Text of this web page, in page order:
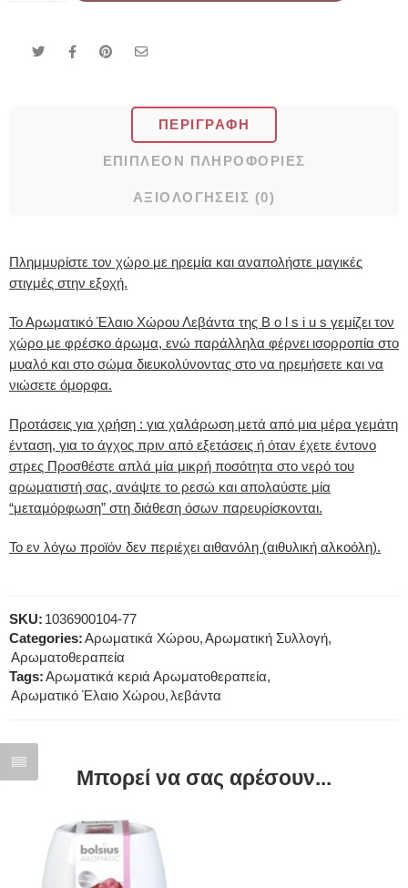
ΠΕΡΙΓΡΑΦΉ
ΕΠΙΠΛΈΟΝ ΠΛΗΡΟΦΟΡΊΕΣ
ΑΞΙΟΛΟΓΉΣΕΙΣ (0)
Πλημμυρίστε τον χώρο με ηρεμία και αναπολήστε μαγικές
στιγμές στην εξοχή.
Το Αρωματικό Έλαιο Χώρου Λεβάντα της B o l s i u s γεμίζει τον
χώρο με φρέσκο άρωμα, ενώ παράλληλα φέρνει ισορροπία στο
μυαλό και στο σώμα διευκολύνοντας στο να ηρεμήσετε και να
νιώσετε όμορφα.
Προτάσεις για χρήση : για χαλάρωση μετά από μια μέρα γεμάτη
ένταση, για το άγχος πριν από εξετάσεις ή όταν έχετε έντονο
στρες Προσθέστε απλά μία μικρή ποσότητα στο νερό του
αρωματιστή σας, ανάψτε το ρεσώ και απολαύστε μία
“μεταμόρφωση” στη διάθεση όσων παρευρίσκονται.
Το εν λόγω προϊόν δεν περιέχει αιθανόλη (αιθυλική αλκοόλη).
SKU: 1036900104-77
Categories:Αρωματικά Χώρου,Αρωματική Συλλογή,
Αρωματοθεραπεία
Tags:Αρωματικά κεριά Αρωματοθεραπεία,
Αρωματικό Έλαιο Χώρου,λεβάντα
Μπορεί να σας αρέσουν...